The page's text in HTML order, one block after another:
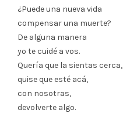
¿Puede una nueva vida
compensar una muerte?
De alguna manera
yo te cuidé a vos.
Quería que la sientas cerca,
quise que esté acá,
con nosotras,
devolverte algo.